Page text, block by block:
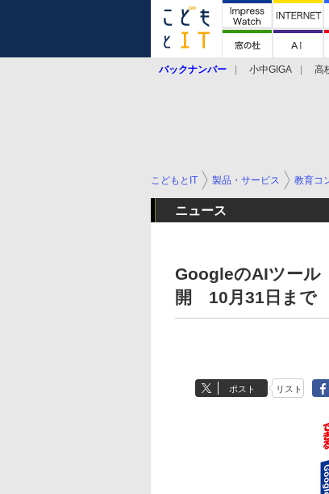
バックナンバー 小中GIGA 高
こどもとIT 製品・サービス 教育コ
ニュース
GoogleのAIツール
開 10月31日まで
ポスト リスト